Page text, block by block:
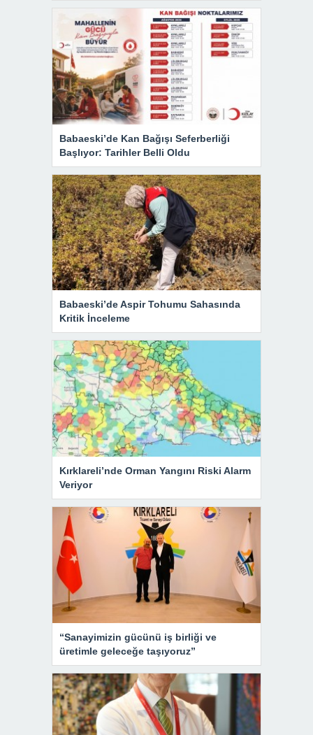
Babaeski’de Kan Bağışı Seferberliği
Başlıyor: Tarihler Belli Oldu
Babaeski’de Aspir Tohumu Sahasında
Kritik İnceleme
Kırklareli’nde Orman Yangını Riski Alarm
Veriyor
“Sanayimizin gücünü iş birliği ve
üretimle geleceğe taşıyoruz”